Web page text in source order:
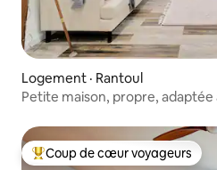
Logement · Rantoul
Petite maison, propre, adaptée
Coup de cœur voyageurs parmi
Coup de cœur voyageurs